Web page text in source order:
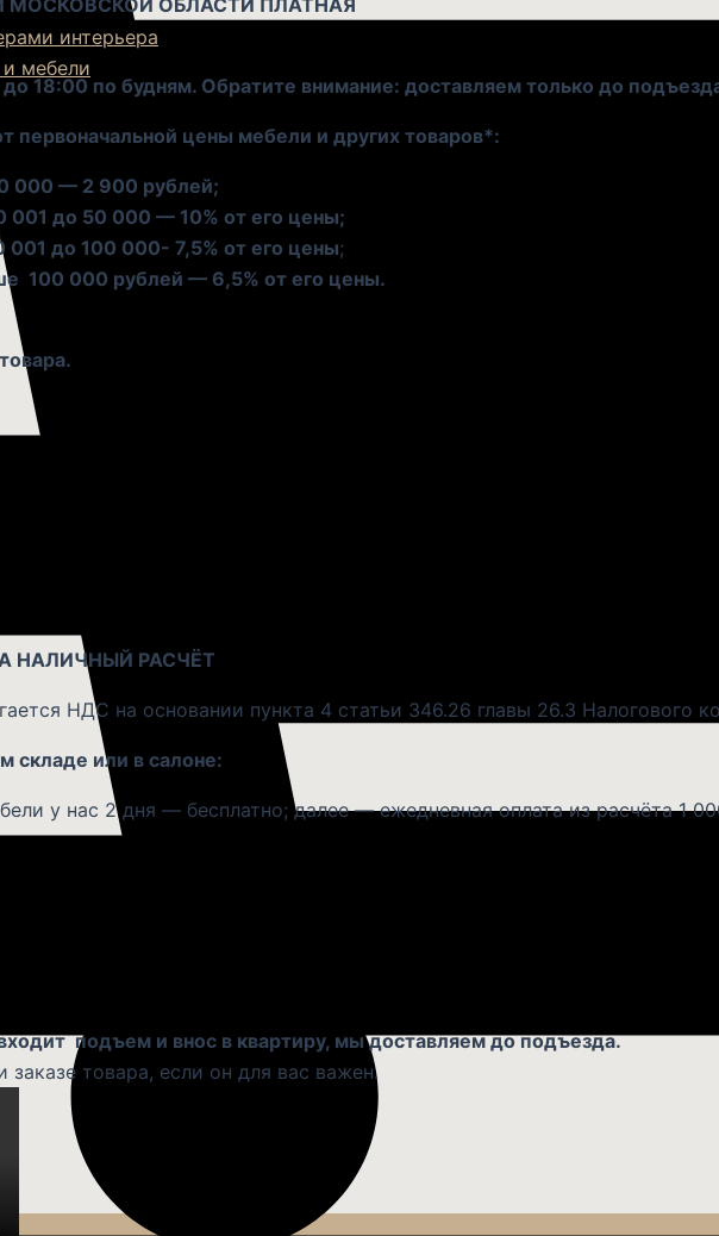
интерьера
мебели
ОБЛАСТИ ПЛАТНАЯ
18:00 по будням. Обратите внимание: доставляем только до
первоначальной цены мебели и других товаров*:
000 — 2 900 рублей;
001 до 50 000 — 10% от его цены;
001 до 100 000- 7,5% от его цены;
100 000 рублей — 6,5% от его цены.
РАСПРОДАЖА
НАЛИЧНЫЙ РАСЧЁТ
НДС на основании пункта 4 статьи 346.26 главы 26.3 Налогового
складе или в салоне:
у нас 2 дня — бесплатно; далее — ежедневная оплата из расчёта 1
МЕБЕЛИ
работ: в пределах Москвы и г. Химки: бесплатно.
мебели «Катарсис», осуществляется платно, цена этой услуги
подъем и внос в квартиру, мы доставляем до подъезда.
товара, если он для вас важен.